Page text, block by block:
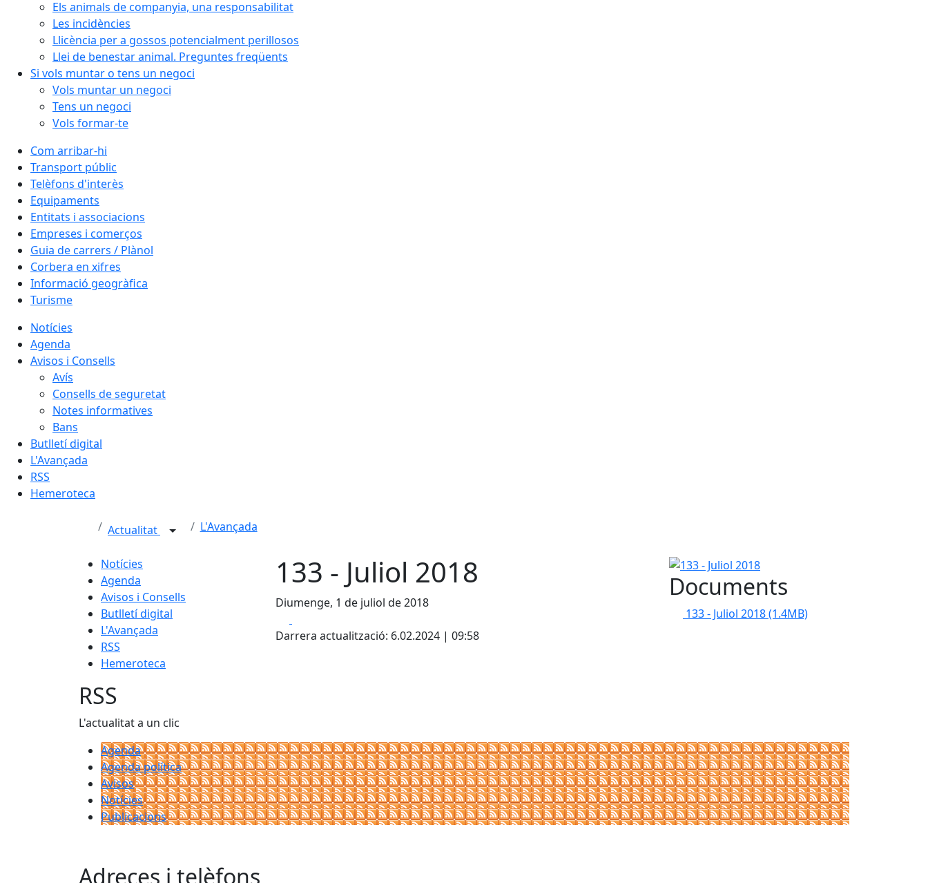
Els animals de companyia, una responsabilitat
Les incidències
Llicència per a gossos potencialment perillosos
Llei de benestar animal. Preguntes freqüents
Si vols muntar o tens un negoci
Vols muntar un negoci
Tens un negoci
Vols formar-te
Com arribar-hi
Transport públic
Telèfons d'interès
Equipaments
Entitats i associacions
Empreses i comerços
Guia de carrers / Plànol
Corbera en xifres
Informació geogràfica
Turisme
Notícies
Agenda
Avisos i Consells
Avís
Consells de seguretat
Notes informatives
Bans
Butlletí digital
L'Avançada
RSS
Hemeroteca
Actualitat L'Avançada
Notícies
Agenda
Avisos i Consells
Butlletí digital
L'Avançada
RSS
Hemeroteca
133 - Juliol 2018
Diumenge, 1 de juliol de 2018
Darrera actualització: 6.02.2024 | 09:58
133 - Juliol 2018
Documents
133 - Juliol 2018(1.4MB)
RSS
L'actualitat a un clic
Agenda
Agenda política
Avisos
Notícies
Publicacions
Adreces i telèfons